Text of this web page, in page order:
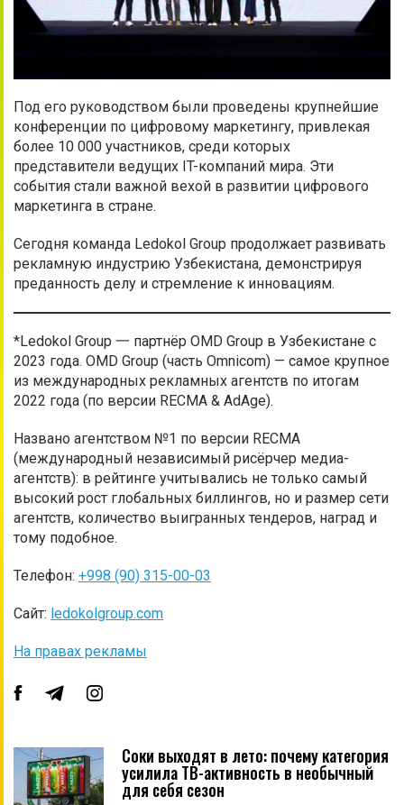
Под его руководством были проведены крупнейшие
конференции по цифровому маркетингу, привлекая
более 10 000 участников, среди которых
представители ведущих IT-компаний мира. Эти
события стали важной вехой в развитии цифрового
маркетинга в стране.
Сегодня команда Ledokol Group продолжает развивать
рекламную индустрию Узбекистана, демонстрируя
преданность делу и стремление к инновациям.
*Ledokol Group 一 партнёр OMD Group в Узбекистане с
2023 года. OMD Group (часть Omnicom) — самое крупное
из международных рекламных агентств по итогам
2022 года (по версии RECMA & AdAge).
Названо агентством №1 по версии RECMA
(международный независимый рисёрчер медиа-
агентств): в рейтинге учитывались не только самый
высокий рост глобальных биллингов, но и размер сети
агентств, количество выигранных тендеров, наград и
тому подобное.
Телефон: +998 (90) 315-00-03
Сайт: ledokolgroup.com
На правах рекламы
Соки выходят в лето: почему категория
усилила ТВ-активность в необычный
для себя сезон